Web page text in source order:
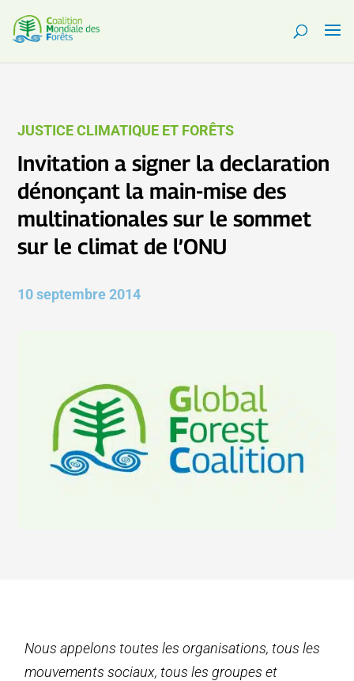
JUSTICE CLIMATIQUE ET FORÊTS
Invitation a signer la declaration
dénonçant la main-mise des
multinationales sur le sommet
sur le climat de l’ONU
10 septembre 2014
Nous appelons toutes les organisations, tous les
mouvements sociaux, tous les groupes et